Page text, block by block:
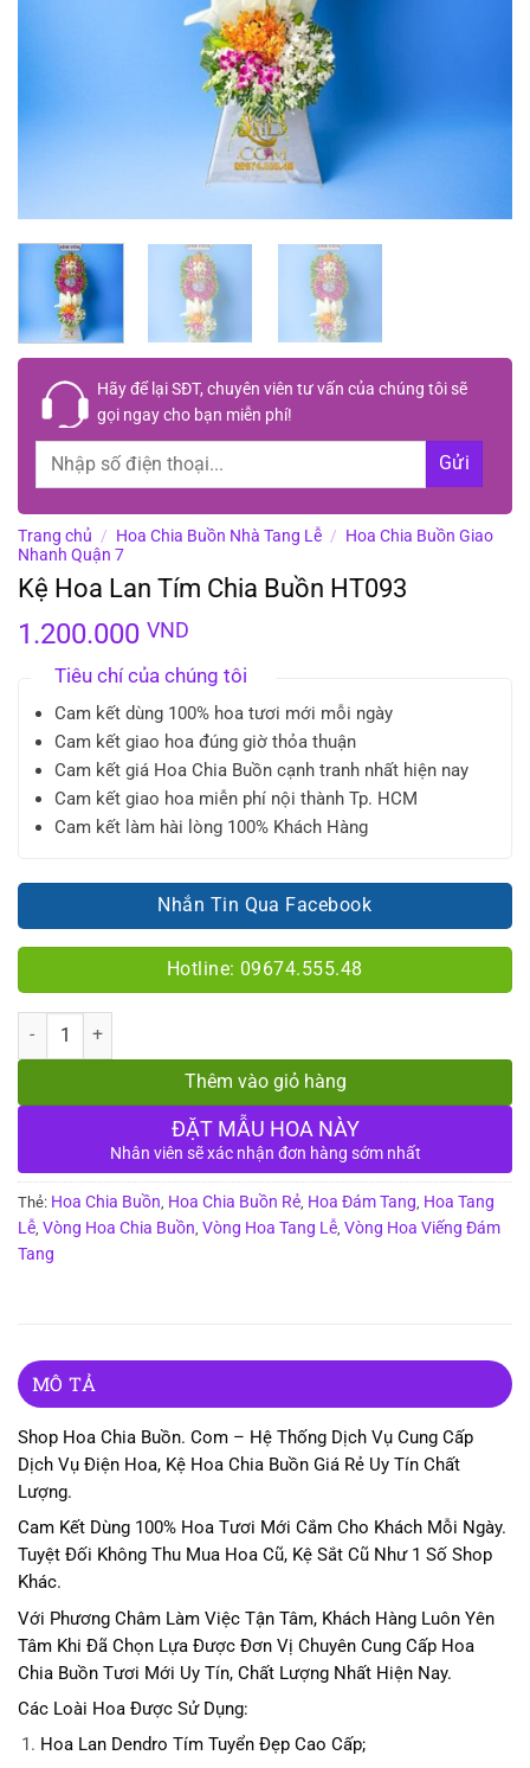
Hãy để lạiSĐT, chuyên viên tư vấn của chúng tôi sẽ
gọi ngay cho bạn miễn phí!
Trang chủ / Hoa Chia Buồn Nhà Tang Lễ / Hoa Chia Buồn Giao
Nhanh Quận 7
Kệ Hoa Lan Tím Chia Buồn HT093
1.200.000 VND
Tiêu chí của chúng tôi
Cam kết dùng 100% hoa tươi mới mỗi ngày
Cam kết giao hoa đúng giờ thỏa thuận
Cam kết giá Hoa Chia Buồn cạnh tranh nhất hiện nay
Cam kết giao hoa miễn phí nội thành Tp. HCM
Cam kết làm hài lòng 100% Khách Hàng
Nhắn Tin Qua Facebook
Hotline: 09674.555.48
Số lượng
Thêm vào giỏ hàng
ĐẶT MẪU HOA NÀY
Nhân viên sẽ xác nhận đơn hàng sớm nhất
Thẻ: Hoa Chia Buồn Hoa Chia Buồn Rẻ Hoa Đám Tang Hoa Tang
Lễ Vòng Hoa Chia Buồn Vòng Hoa Tang Lễ Vòng Hoa Viếng Đám
Tang
MÔ TẢ
Shop Hoa Chia Buồn. Com – Hệ Thống Dịch Vụ Cung Cấp
Dịch Vụ Điện Hoa, Kệ Hoa Chia Buồn Giá Rẻ Uy Tín Chất
Lượng.
Cam Kết Dùng 100% Hoa Tươi Mới Cắm Cho Khách Mỗi Ngày.
Tuyệt Đối Không Thu Mua Hoa Cũ, Kệ Sắt Cũ Như 1 Số Shop
Khác.
Với Phương Châm Làm Việc Tận Tâm, Khách Hàng Luôn Yên
Tâm Khi Đã Chọn Lựa Được Đơn Vị Chuyên Cung Cấp Hoa
Chia Buồn Tươi Mới Uy Tín, Chất Lượng Nhất Hiện Nay.
Các Loài Hoa Được Sử Dụng:
Hoa Lan Dendro Tím Tuyển Đẹp Cao Cấp;